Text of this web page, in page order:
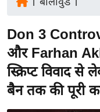
ज़ा
ख
ब
र
Don 3
और Farhan
स्क्रिप्ट विवाद
बैन तक की पूरी